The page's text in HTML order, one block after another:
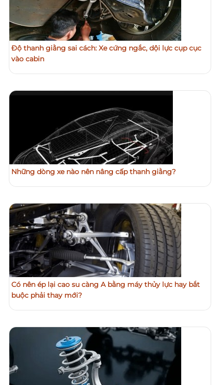
Độ thanh giằng sai cách: Xe cứng ngắc, dội lực cụp cục
vào cabin
Những dòng xe nào nên nâng cấp thanh giằng?
Có nên ép lại cao su càng A bằng máy thủy lực hay bắt
buộc phải thay mới?